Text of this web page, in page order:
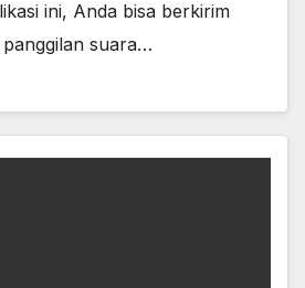
ini, Anda bisa berkirim
suara…